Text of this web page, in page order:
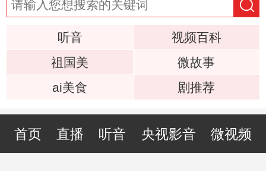
听音
视频百科
祖国美
微故事
ai美食
剧推荐
首页 直播 听音 央视影音 微视频